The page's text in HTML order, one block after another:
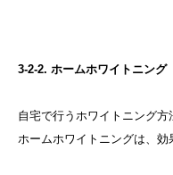
3-2-2. ホームホワイトニング
自宅で行うホワイトニング
ホームホワイトニングは、効